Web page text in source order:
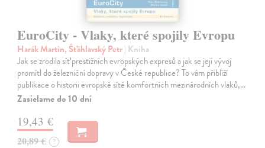
EuroCity - Vlaky, které spojily Evropu
Harák Martin, Šťáhlavský Petr| Kniha
Jak se zrodila síť prestižních evropských expresů a jak se její vývoj
promítl do železniční dopravy v České republice? To vám přiblíží
publikace o historii evropské sítě komfortních mezinárodních vlaků,…
Zasielame do 10 dní
19,43 €
20,89 € ?